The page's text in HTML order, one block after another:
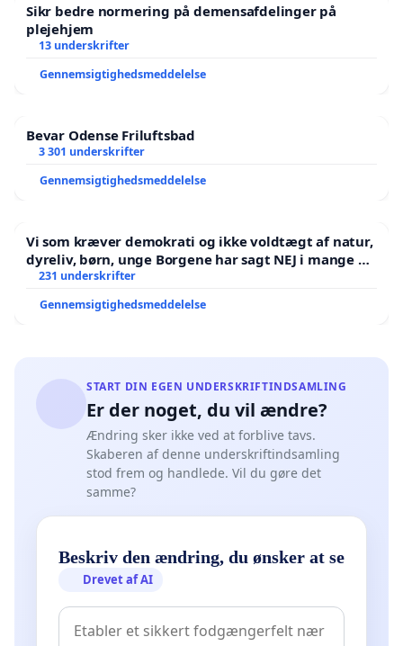
Sikr bedre normering på demensafdelinger på
plejehjem
13 underskrifter
Gennemsigtighedsmeddelelse
Bevar Odense Friluftsbad
3 301 underskrifter
Gennemsigtighedsmeddelelse
Vi som kræver demokrati og ikke voldtægt af natur,
dyreliv, børn, unge Borgene har sagt NEJ i mange år.
Der er
231 underskrifter
Gennemsigtighedsmeddelelse
START DIN EGEN UNDERSKRIFTINDSAMLING
Er der noget, du vil ændre?
Ændring sker ikke ved at forblive tavs.
Skaberen af denne underskriftindsamling
stod frem og handlede. Vil du gøre det
samme?
Beskriv den ændring, du ønsker at se
Drevet af AI